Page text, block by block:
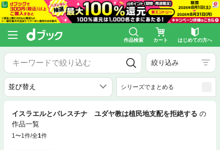
作品検索 カート はじめての方へ
絞り込み
シリーズでまとめる
イスラエルとパレスチナ ユダヤ教は植民地支配を拒絶する の
作品一覧
1〜1件/全1件